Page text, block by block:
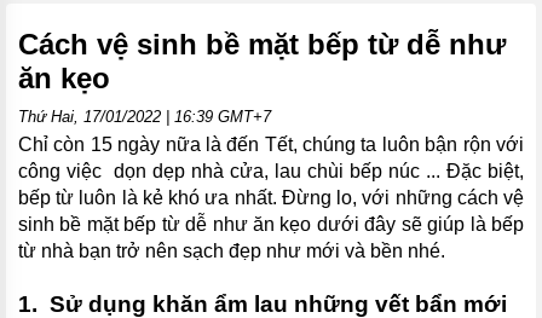
THỨC
KỸ
LIÊN
HỆ
Cách vệ sinh bề mặt bếp từ dễ như
ăn kẹo
Thứ Hai, 17/01/2022 | 16:39 GMT+7
Chỉ còn 15 ngày nữa là đến Tết, chúng ta luôn bận rộn với
công việc dọn dẹp nhà cửa, lau chùi bếp núc ... Đặc biệt,
bếp từ luôn là kẻ khó ưa nhất. Đừng lo, với những cách vệ
sinh bề mặt bếp từ dễ như ăn kẹo dưới đây sẽ giúp là bếp
từ nhà bạn trở nên sạch đẹp như mới và bền nhé.
1. Sử dụng khăn ẩm lau những vết bẩn mới